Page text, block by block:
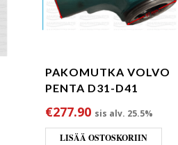
PAKOMUTKA VOLVO
PENTA D31-D41
€277.90 sis alv. 25.5%
LISÄÄ OSTOSKORIIN